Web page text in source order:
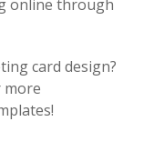
online through
card design?
more